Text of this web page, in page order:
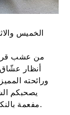
من عشب
أنظار
ورائحته
يصحبكم
مفعمة بالنكهات إلى قلب المطبخ الشرقي المتوسطي.